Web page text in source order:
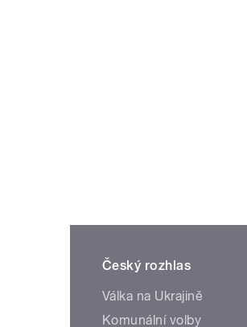
Český rozhlas
Válka na Ukrajině
Komunální volby